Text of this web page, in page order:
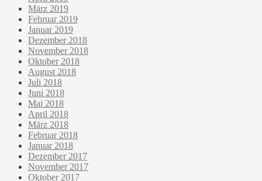
März 2019
Februar 2019
Januar 2019
Dezember 2018
November 2018
Oktober 2018
August 2018
Juli 2018
Juni 2018
Mai 2018
April 2018
März 2018
Februar 2018
Januar 2018
Dezember 2017
November 2017
Oktober 2017